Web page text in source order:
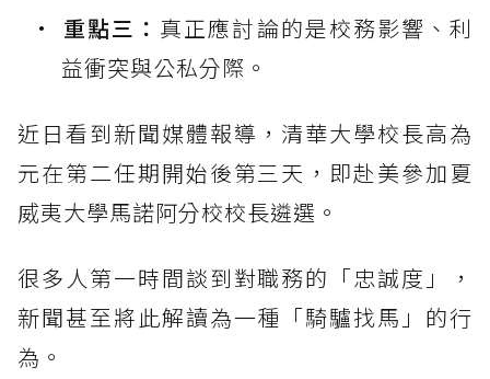
重點三： 真正應討論的是校務影響、利
益衝突與公私分際。
近日看到新聞媒體報導，清華大學校長高為
元在第二任期開始後第三天，即赴美參加夏
威夷大學馬諾阿分校校長遴選。
很多人第一時間談到對職務的「忠誠度」，
新聞甚至將此解讀為一種「騎驢找馬」的行
為。